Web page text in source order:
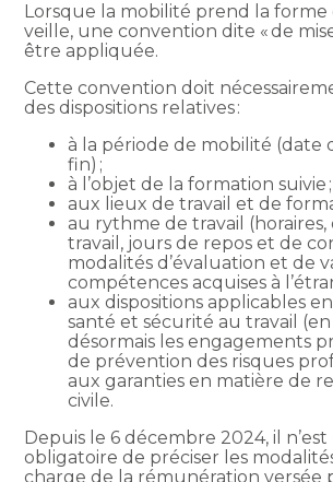
Lorsque la mobilité prend la forme
veille, une convention dite « de
être appliquée.
Cette convention doit
des dispositions relatives :
à la période de mobilité (date
fin) ;
à l’objet de la formation suivie ;
aux lieux de travail et de
au rythme de travail
travail, jours de repos et de
modalités d’évaluation et de
compétences acquises à
aux dispositions applicables
santé et sécurité au travail
désormais les engagements
de prévention des risques
aux garanties en matière de
civile.
Depuis le 6 décembre 2024, il
obligatoire de préciser les
charge de la rémunération versée